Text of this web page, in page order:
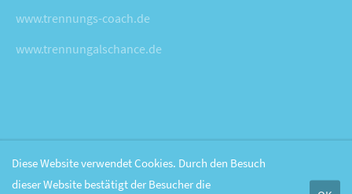
www.trennungs-coach.de
www.trennungalschance.de
Diese Website verwendet Cookies. Durch den Besuch
dieser Website bestätigt der Besucher die